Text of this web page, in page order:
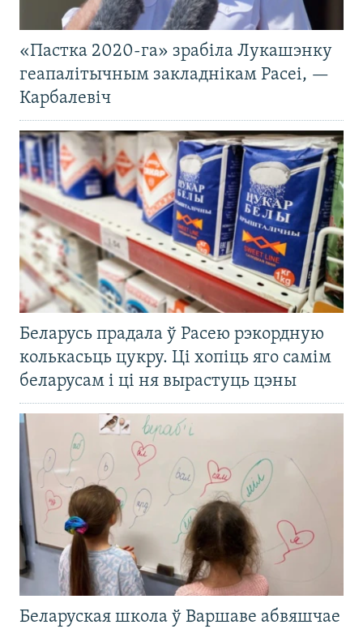
«Пастка 2020-га» зрабіла Лукашэнку
геапалітычным закладнікам Расеі, —
Карбалевіч
Беларусь прадала ў Расею рэкордную
колькасьць цукру. Ці хопіць яго самім
беларусам і ці ня вырастуць цэны
Беларуская школа ў Варшаве абвяшчае